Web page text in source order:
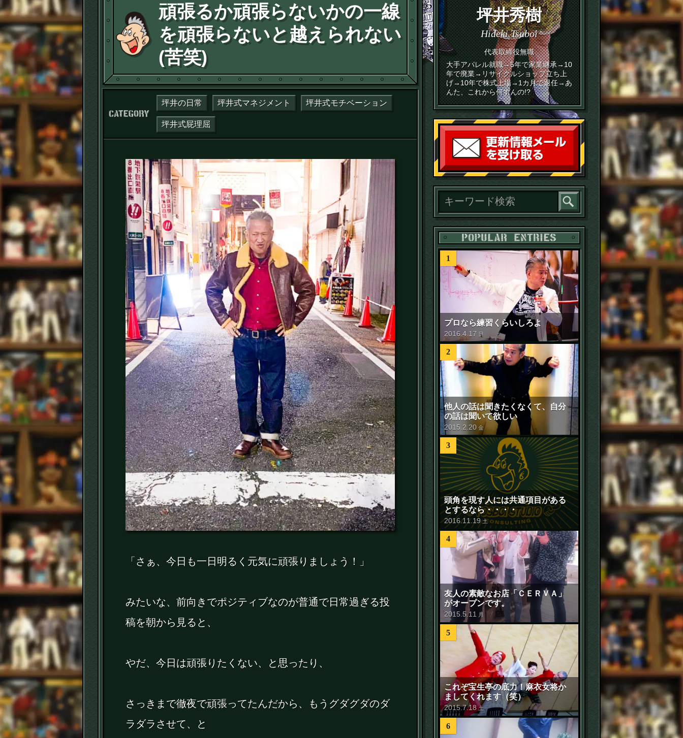
頑張るか頑張らないかの一線
を頑張らないと越えられない
(苦笑)
カテゴリー：
坪井の日常 坪井式マネジメント 坪井式モチベーション
坪井式屁理屈
「さぁ、今日も一日明るく元気に頑張りましょう！」
みたいな、前向きでポジティブなのが普通で日常過ぎる投
稿を朝から見ると、
やだ、今日は頑張りたくない、と思ったり、
さっきまで徹夜で頑張ってたんだから、もうグダグダのダ
ラダラさせて、と
坪井秀樹
Hideki Tsuboi
代表取締役無職
大手アパレル就職→5年で家業継承→10
年で廃業→リサイクルショップ立ち上
げ→10年で株式上場→1カ月で退任→あ
んた、これから何すんの!?
読者登録
POPULAR ENTRIES
1
プロなら練習くらいしろよ
2016 .4.17 日
2
他人の話は聞きたくなくて、自分
の話は聞いて欲しい
2015 2 20 金
3
頭角を現す人には共通項目がある
とするなら・・・・
2016.11.19 土
4
友人の素敵なお店「ＣＥＲＶＡ」
がオープンです。
2015 5.11 月
5
これぞ宝生亭の底力！麻衣女将か
ましてくれます（笑）
2015.7.18 土
6